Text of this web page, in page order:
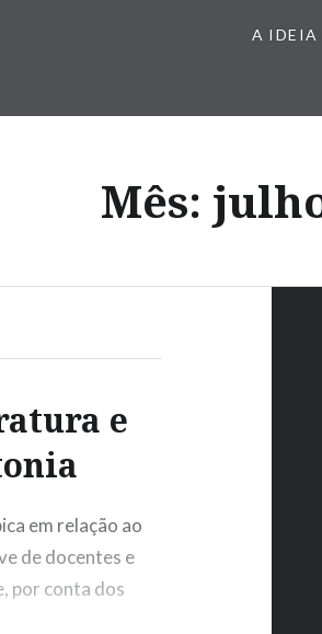
A IDEIA
Mês:
e
em relação ao
de docentes e
por conta dos